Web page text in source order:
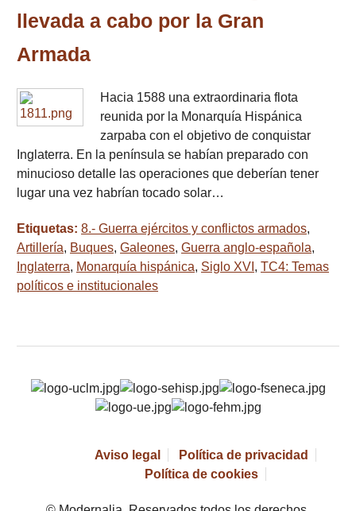
llevada a cabo por la Gran
Armada
Hacia 1588 una extraordinaria flota
reunida por la Monarquía Hispánica
zarpaba con el objetivo de conquistar
Inglaterra. En la península se habían preparado con
minucioso detalle las operaciones que deberían tener
lugar una vez habrían tocado solar…
Etiquetas: 8.- Guerra ejércitos y conflictos armados,
Artillería, Buques, Galeones, Guerra anglo-española,
Inglaterra, Monarquía hispánica, Siglo XVI , TC4: Temas
políticos e institucionales
Aviso legal
Política de privacidad
Política de cookies